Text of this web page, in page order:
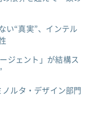
い“真実”、インテル
ジェント」が結構ス
ルタ・デザイン部門